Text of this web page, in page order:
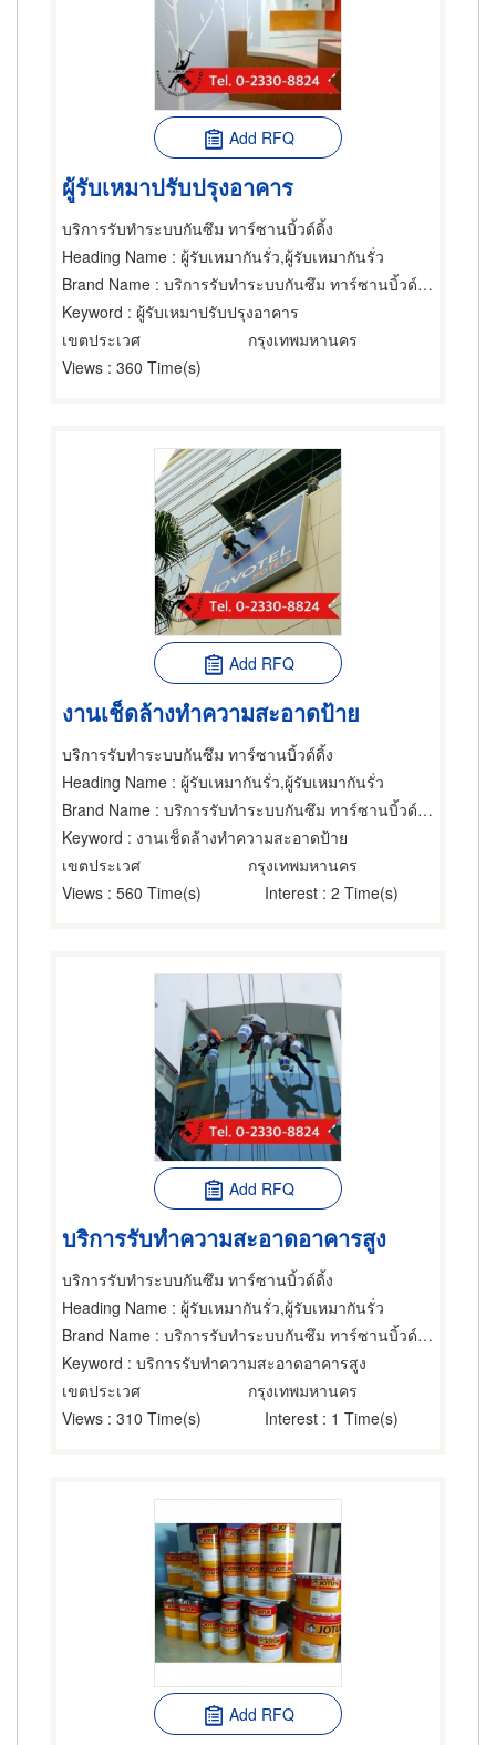
Add RFQ
ผู้รับเหมาปรับปรุงอาคาร
บริการรับทำระบบกันซึม ทาร์ซานบิ้วด์ดิ้ง
Heading Name : ผู้รับเหมากันรั่ว,ผู้รับเหมากันรั่ว
Brand Name : บริการรับทำระบบกันซึม ทาร์ซานบิ้วด์ดิ้ง
Keyword : ผู้รับเหมาปรับปรุงอาคาร
เขตประเวศ
กรุงเทพมหานคร
Views : 360 Time(s)
Add RFQ
งานเช็ดล้างทำความสะอาดป้าย
บริการรับทำระบบกันซึม ทาร์ซานบิ้วด์ดิ้ง
Heading Name : ผู้รับเหมากันรั่ว,ผู้รับเหมากันรั่ว
Brand Name : บริการรับทำระบบกันซึม ทาร์ซานบิ้วด์ดิ้ง
Keyword : งานเช็ดล้างทำความสะอาดป้าย
เขตประเวศ
กรุงเทพมหานคร
Views : 560 Time(s) Interest : 2 Time(s)
Add RFQ
บริการรับทำความสะอาดอาคารสูง
บริการรับทำระบบกันซึม ทาร์ซานบิ้วด์ดิ้ง
Heading Name : ผู้รับเหมากันรั่ว,ผู้รับเหมากันรั่ว
Brand Name : บริการรับทำระบบกันซึม ทาร์ซานบิ้วด์ดิ้ง
Keyword : บริการรับทำความสะอาดอาคารสูง
เขตประเวศ
กรุงเทพมหานคร
Views : 310 Time(s) Interest : 1 Time(s)
Add RFQ